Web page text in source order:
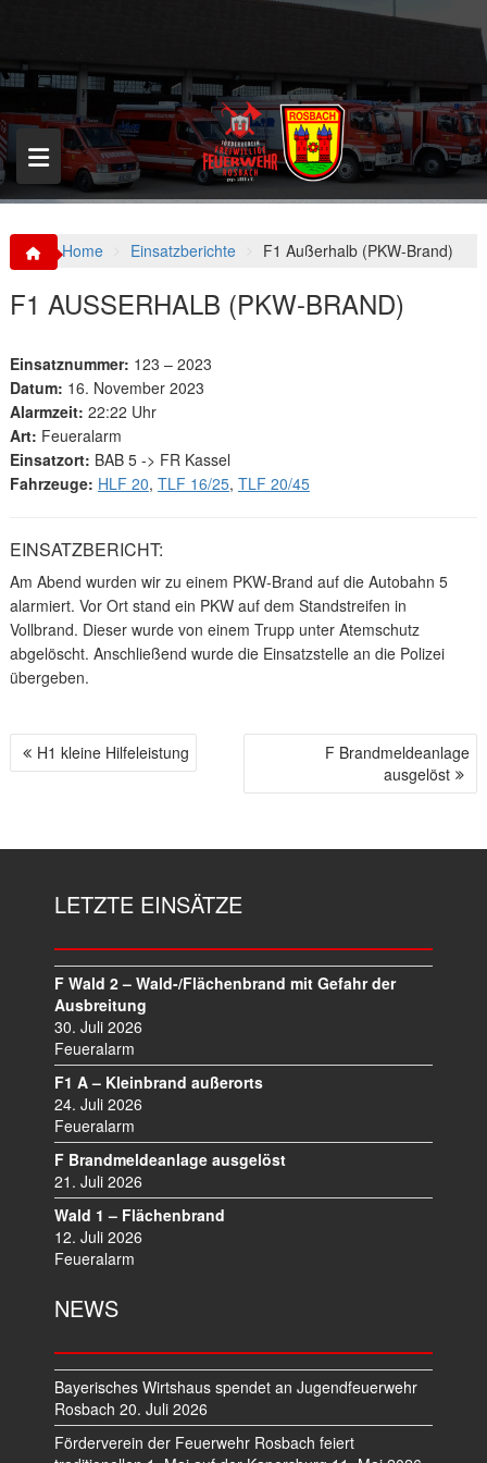
p
o
c
o
n
t
Home Einsatzberichte F1 Außerhalb (PKW-Brand)
F1 AUSSERHALB (PKW-BRAND)
Einsatznummer: 123 – 2023
Datum: 16. November 2023
Alarmzeit: 22:22 Uhr
Art: Feueralarm
Einsatzort: BAB 5 -> FR Kassel
Fahrzeuge: HLF 20, TLF 16/25, TLF 20/45
EINSATZBERICHT:
Am Abend wurden wir zu einem PKW-Brand auf die Autobahn 5
alarmiert. Vor Ort stand ein PKW auf dem Standstreifen in
Vollbrand. Dieser wurde von einem Trupp unter Atemschutz
abgelöscht. Anschließend wurde die Einsatzstelle an die Polizei
übergeben.
B H1 kleine Hilfeleistung
F Brandmeldeanlage
ausgelöst
LETZTE EINSÄTZE
F Wald 2 – Wald-/Flächenbrand mit Gefahr der
Ausbreitung
30. Juli 2026
Feueralarm
F1 A – Kleinbrand außerorts
24. Juli 2026
Feueralarm
F Brandmeldeanlage ausgelöst
21. Juli 2026
Wald 1 – Flächenbrand
12. Juli 2026
Feueralarm
NEWS
Bayerisches Wirtshaus spendet an Jugendfeuerwehr
Rosbach 20. Juli 2026
Förderverein der Feuerwehr Rosbach feiert